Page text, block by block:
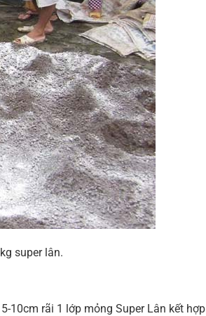
super lân.
10cm rãi 1 lớp mỏng Super Lân kết hợp